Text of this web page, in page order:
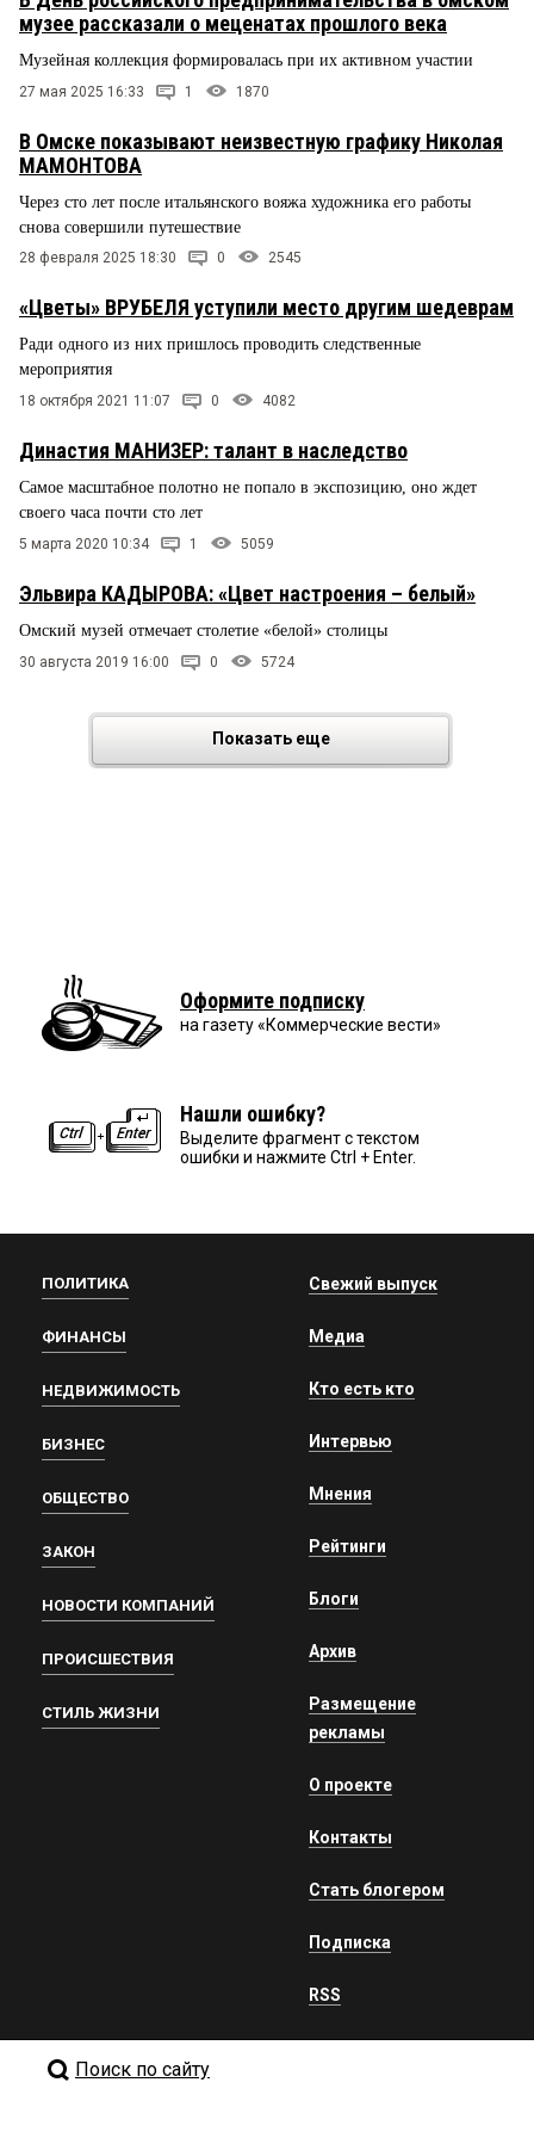
музее рассказали о меценатах прошлого века
Музейная коллекция формировалась при их активном участии
27 мая 2025 16:33 1 1870
В Омске показывают неизвестную графику Николая
МАМОНТОВА
Через сто лет после итальянского вояжа художника его работы
снова совершили путешествие
28 февраля 2025 18:30 0 2545
«Цветы» ВРУБЕЛЯ уступили место другим шедеврам
Ради одного из них пришлось проводить следственные
мероприятия
18 октября 2021 11:07 0 4082
Династия МАНИЗЕР: талант в наследство
Самое масштабное полотно не попало в экспозицию, оно ждет
своего часа почти сто лет
5 марта 2020 10:34 1 5059
Эльвира КАДЫРОВА: «Цвет настроения – белый»
Омский музей отмечает столетие «белой» столицы
30 августа 2019 16:00 0 5724
Показать еще
Оформите подписку
на газету «Коммерческие вести»
Нашли ошибку?
Выделите фрагмент с текстом
ошибки и нажмите Ctrl + Enter.
ПОЛИТИКА
ФИНАНСЫ
НЕДВИЖИМОСТЬ
БИЗНЕС
ОБЩЕСТВО
ЗАКОН
НОВОСТИ КОМПАНИЙ
ПРОИСШЕСТВИЯ
СТИЛЬ ЖИЗНИ
Свежий выпуск
Медиа
Кто есть кто
Интервью
Мнения
Рейтинги
Блоги
Архив
Размещение
рекламы
О проекте
Контакты
Стать блогером
Подписка
RSS
Поиск по сайту